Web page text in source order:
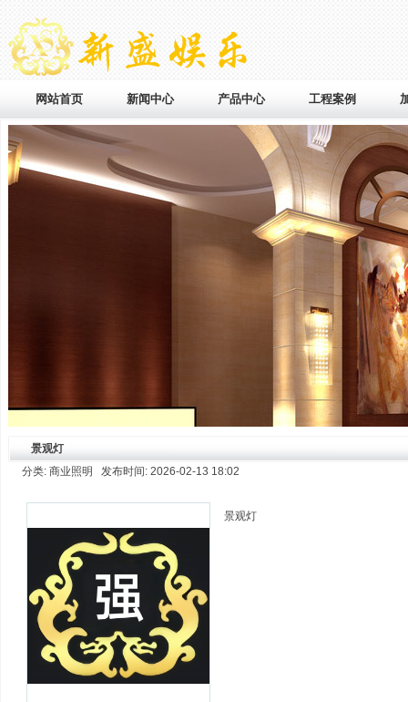
网站首页 新闻中心 产品中心 工程案例
景观灯
分类: 商业照明 发布时间: 2026-02-13 18:02
景观灯